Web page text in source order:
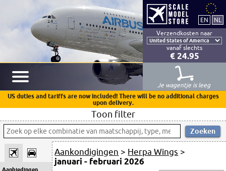
Verzendkosten naar
vanaf slechts
€ 24.95
Je wagentje is leeg
US duties and tariffs are now included! There will be no additional charges
upon delivery.
Toon filter
Aanbiedingen
Aankondigingen > Herpa Wings >
januari - februari 2026